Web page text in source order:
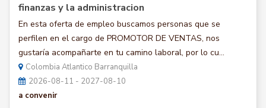
finanzas y la administracion
En esta oferta de empleo buscamos personas que se
perfilen en el cargo de PROMOTOR DE VENTAS, nos
gustaría acompañarte en tu camino laboral, por lo cu...
Colombia Atlantico Barranquilla
2026-08-11 - 2027-08-10
a convenir